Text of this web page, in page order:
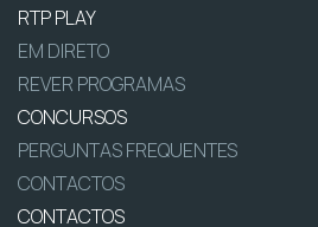
RTP PLAY
EM DIRETO
REVER PROGRAMAS
CONCURSOS
PERGUNTAS FREQUENTES
CONTACTOS
CONTACTOS